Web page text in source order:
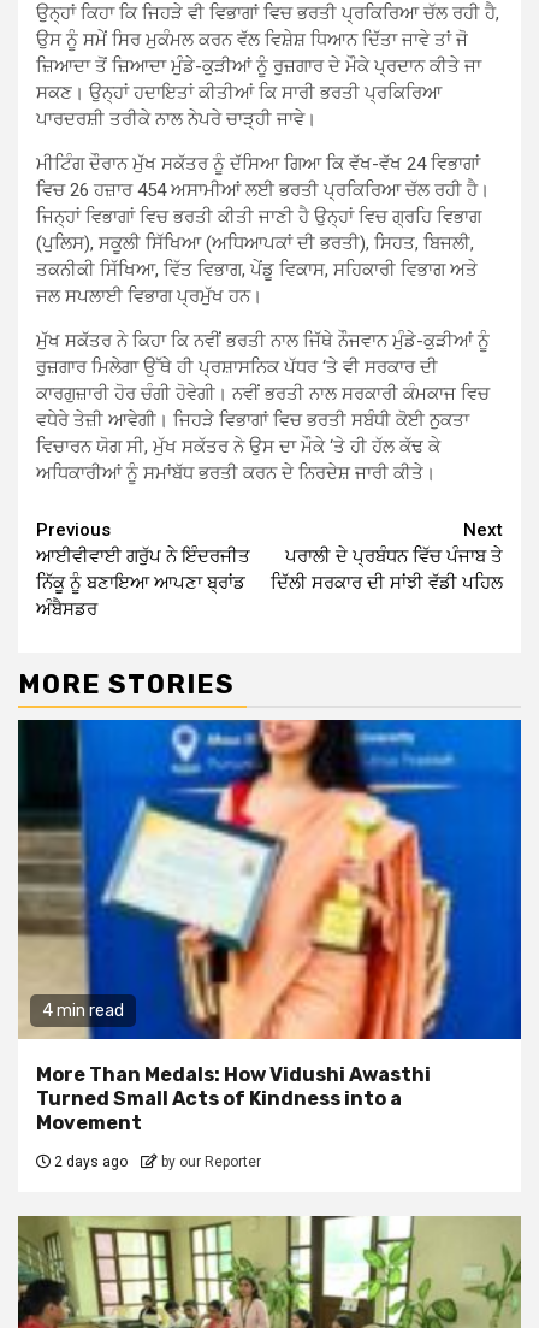
ਉਨ੍ਹਾਂ ਕਿਹਾ ਕਿ ਜਿਹੜੇ ਵੀ ਵਿਭਾਗਾਂ ਵਿਚ ਭਰਤੀ ਪ੍ਰਕਿਰਿਆ ਚੱਲ ਰਹੀ ਹੈ,
ਉਸ ਨੂੰ ਸਮੇਂ ਸਿਰ ਮੁਕੰਮਲ ਕਰਨ ਵੱਲ ਵਿਸ਼ੇਸ਼ ਧਿਆਨ ਦਿੱਤਾ ਜਾਵੇ ਤਾਂ ਜੋ
ਜ਼ਿਆਦਾ ਤੋਂ ਜ਼ਿਆਦਾ ਮੁੰਡੇ-ਕੁੜੀਆਂ ਨੂੰ ਰੁਜ਼ਗਾਰ ਦੇ ਮੌਕੇ ਪ੍ਰਦਾਨ ਕੀਤੇ ਜਾ
ਸਕਣ। ਉਨ੍ਹਾਂ ਹਦਾਇਤਾਂ ਕੀਤੀਆਂ ਕਿ ਸਾਰੀ ਭਰਤੀ ਪ੍ਰਕਿਰਿਆ
ਪਾਰਦਰਸ਼ੀ ਤਰੀਕੇ ਨਾਲ ਨੇਪਰੇ ਚਾੜ੍ਹੀ ਜਾਵੇ।
ਮੀਟਿੰਗ ਦੌਰਾਨ ਮੁੱਖ ਸਕੱਤਰ ਨੂੰ ਦੱਸਿਆ ਗਿਆ ਕਿ ਵੱਖ-ਵੱਖ 24 ਵਿਭਾਗਾਂ
ਵਿਚ 26 ਹਜ਼ਾਰ 454 ਅਸਾਮੀਆਂ ਲਈ ਭਰਤੀ ਪ੍ਰਕਿਰਿਆ ਚੱਲ ਰਹੀ ਹੈ।
ਜਿਨ੍ਹਾਂ ਵਿਭਾਗਾਂ ਵਿਚ ਭਰਤੀ ਕੀਤੀ ਜਾਣੀ ਹੈ ਉਨ੍ਹਾਂ ਵਿਚ ਗ੍ਰਹਿ ਵਿਭਾਗ
(ਪੁਲਿਸ), ਸਕੂਲੀ ਸਿੱਖਿਆ (ਅਧਿਆਪਕਾਂ ਦੀ ਭਰਤੀ), ਸਿਹਤ, ਬਿਜਲੀ,
ਤਕਨੀਕੀ ਸਿੱਖਿਆ, ਵਿੱਤ ਵਿਭਾਗ, ਪੇਂਡੂ ਵਿਕਾਸ, ਸਹਿਕਾਰੀ ਵਿਭਾਗ ਅਤੇ
ਜਲ ਸਪਲਾਈ ਵਿਭਾਗ ਪ੍ਰਮੁੱਖ ਹਨ।
ਮੁੱਖ ਸਕੱਤਰ ਨੇ ਕਿਹਾ ਕਿ ਨਵੀਂ ਭਰਤੀ ਨਾਲ ਜਿੱਥੇ ਨੌਜਵਾਨ ਮੁੰਡੇ-ਕੁੜੀਆਂ ਨੂੰ
ਰੁਜ਼ਗਾਰ ਮਿਲੇਗਾ ਉੱਥੇ ਹੀ ਪ੍ਰਸ਼ਾਸਨਿਕ ਪੱਧਰ ‘ਤੇ ਵੀ ਸਰਕਾਰ ਦੀ
ਕਾਰਗੁਜ਼ਾਰੀ ਹੋਰ ਚੰਗੀ ਹੋਵੇਗੀ। ਨਵੀਂ ਭਰਤੀ ਨਾਲ ਸਰਕਾਰੀ ਕੰਮਕਾਜ ਵਿਚ
ਵਧੇਰੇ ਤੇਜ਼ੀ ਆਵੇਗੀ। ਜਿਹੜੇ ਵਿਭਾਗਾਂ ਵਿਚ ਭਰਤੀ ਸਬੰਧੀ ਕੋਈ ਨੁਕਤਾ
ਵਿਚਾਰਨ ਯੋਗ ਸੀ, ਮੁੱਖ ਸਕੱਤਰ ਨੇ ਉਸ ਦਾ ਮੌਕੇ ‘ਤੇ ਹੀ ਹੱਲ ਕੱਢ ਕੇ
ਅਧਿਕਾਰੀਆਂ ਨੂੰ ਸਮਾਂਬੱਧ ਭਰਤੀ ਕਰਨ ਦੇ ਨਿਰਦੇਸ਼ ਜਾਰੀ ਕੀਤੇ।
Continue
Reading
Previous
ਆਈਵੀਵਾਈ ਗਰੁੱਪ ਨੇ ਇੰਦਰਜੀਤ
ਨਿੱਕੂ ਨੂੰ ਬਣਾਇਆ ਆਪਣਾ ਬ੍ਰਾਂਡ
ਅੰਬੈਸਡਰ
Next
ਪਰਾਲੀ ਦੇ ਪ੍ਰਬੰਧਨ ਵਿੱਚ ਪੰਜਾਬ ਤੇ
ਦਿੱਲੀ ਸਰਕਾਰ ਦੀ ਸਾਂਝੀ ਵੱਡੀ ਪਹਿਲ
MORE STORIES
4 min read
More Than Medals: How Vidushi Awasthi
Turned Small Acts of Kindness into a
Movement
2 days ago by our Reporter